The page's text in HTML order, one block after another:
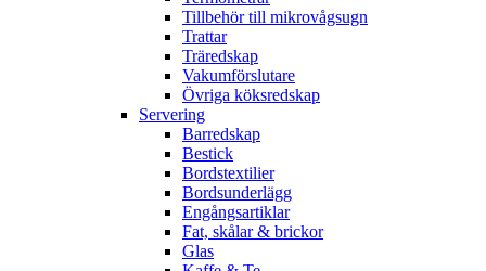
Tillbehör till mikrovågsugn
Trattar
Träredskap
Vakumförslutare
Övriga köksredskap
Servering
Barredskap
Bestick
Bordstextilier
Bordsunderlägg
Engångsartiklar
Fat, skålar & brickor
Glas